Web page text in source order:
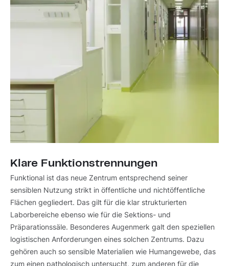
Klare Funktionstrennungen
Funktional ist das neue Zentrum entsprechend seiner
sensiblen Nutzung strikt in öffentliche und nichtöffentliche
Flächen gegliedert. Das gilt für die klar strukturierten
Laborbereiche ebenso wie für die Sektions- und
Präparationssäle. Besonderes Augenmerk galt den speziellen
logistischen Anforderungen eines solchen Zentrums. Dazu
gehören auch so sensible Materialien wie Humangewebe, das
zum einen pathologisch untersucht, zum anderen für die